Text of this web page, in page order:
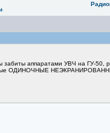
аппаратами УВЧ на ГУ-50,
ОДИНОЧНЫЕ